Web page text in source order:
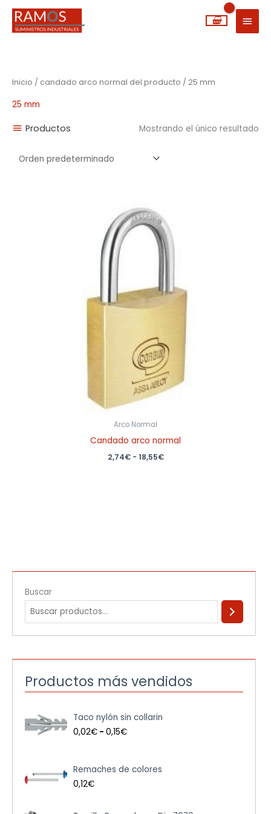
MENÚ
Buscar
Productos más vendidos
Taco nylón sin collarin
0,02€ - 0,15€
a
n
d
Remaches de colores
0,12€
Inicio / candado arco normal del producto / 25 mm
25 mm
Productos Mostrando el único resultado
Arco Normal
Candado arco normal
2,74€ - 18,55€
de
precios:
desde
2,74€
hasta